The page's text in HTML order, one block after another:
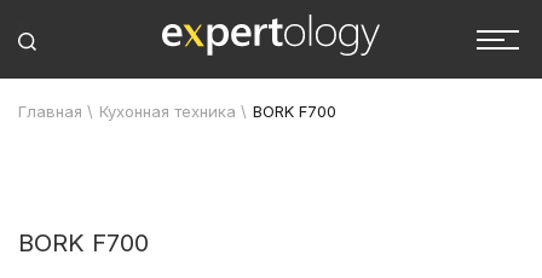
Главная \ Кухонная техника \ BORK F700
BORK F700